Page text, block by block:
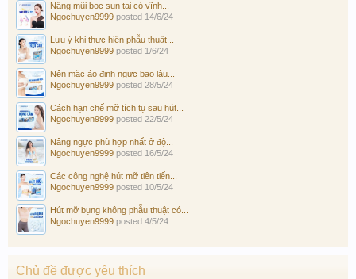
Nâng mũi bọc sụn tai có vĩnh...
Ngochuyen9999 posted 14/6/24
Lưu ý khi thực hiện phẫu thuật...
Ngochuyen9999 posted 1/6/24
Nên mặc áo định ngực bao lâu...
Ngochuyen9999 posted 28/5/24
Cách hạn chế mỡ tích tụ sau hút...
Ngochuyen9999 posted 22/5/24
Nâng ngực phù hợp nhất ở độ...
Ngochuyen9999 posted 16/5/24
Các công nghệ hút mỡ tiên tiến...
Ngochuyen9999 posted 10/5/24
Hút mỡ bụng không phẫu thuật có...
Ngochuyen9999 posted 4/5/24
Chủ đề được yêu thích